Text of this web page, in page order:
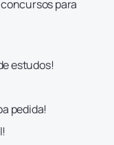
para
estudos!
pedida!